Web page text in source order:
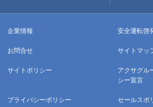
企業情報 安全運転啓
お問合せ サイトマッ
サイトポリシー
アクサグル
シー宣言
プライバシーポリシー セールスポ